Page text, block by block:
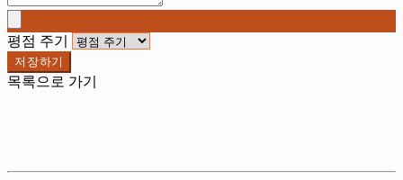
평점 주기
저장하기
목록으로 가기